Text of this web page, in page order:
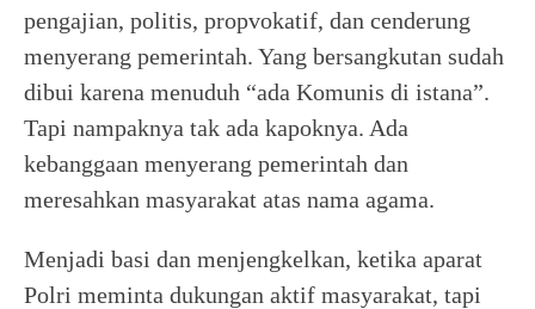
pengajian, politis, propvokatif, dan cenderung
menyerang pemerintah. Yang bersangkutan sudah
dibui karena menuduh “ada Komunis di istana”.
Tapi nampaknya tak ada kapoknya. Ada
kebanggaan menyerang pemerintah dan
meresahkan masyarakat atas nama agama.
Menjadi basi dan menjengkelkan, ketika aparat
Polri meminta dukungan aktif masyarakat, tapi